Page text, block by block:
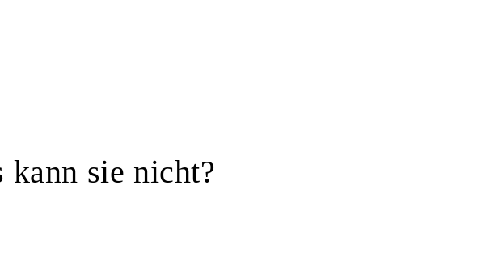
kann sie nicht?